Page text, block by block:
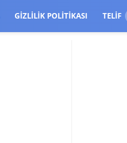
GIZLILIK POLITIKASI TELIF